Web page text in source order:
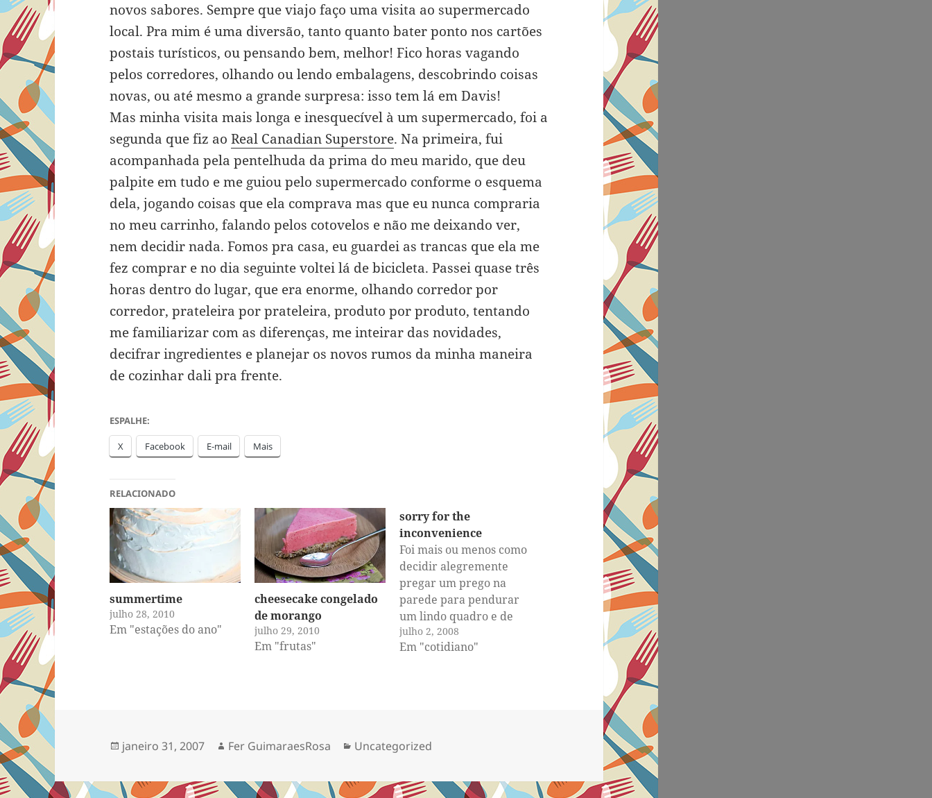
novos sabores. Sempre que viajo faço uma visita ao supermercado
local. Pra mim é uma diversão, tanto quanto bater ponto nos cartões
postais turísticos, ou pensando bem, melhor! Fico horas vagando
pelos corredores, olhando ou lendo embalagens, descobrindo coisas
novas, ou até mesmo a grande surpresa: isso tem lá em Davis!
Mas minha visita mais longa e inesquecível à um supermercado, foi a
segunda que fiz aoReal Canadian Superstore. Na primeira, fui
acompanhada pela pentelhuda da prima do meu marido, que deu
palpite em tudo e me guiou pelo supermercado conforme o esquema
dela, jogando coisas que ela comprava mas que eu nunca compraria
no meu carrinho, falando pelos cotovelos e não me deixando ver,
nem decidir nada. Fomos pra casa, eu guardei as trancas que ela me
fez comprar e no dia seguinte voltei lá de bicicleta. Passei quase três
horas dentro do lugar, que era enorme, olhando corredor por
corredor, prateleira por prateleira, produto por produto, tentando
me familiarizar com as diferenças, me inteirar das novidades,
decifrar ingredientes e planejar os novos rumos da minha maneira
de cozinhar dali pra frente.
ESPALHE:
X Facebook E-mail Mais
RELACIONADO
summertime
julho 28, 2010
Em "estações do ano"
cheesecake congelado
de morango
julho 29, 2010
Em "frutas"
sorry for the
inconvenience
Foi mais ou menos como
decidir alegremente
pregar um prego na
parede para pendurar
um lindo quadro e de
repente ver que a
parede tinha furos e
que a situação…
julho 2, 2008
Em "cotidiano"
Publicado
janeiro 31, 2007 Autor
Fer GuimaraesRosa Categorias
Uncategorized